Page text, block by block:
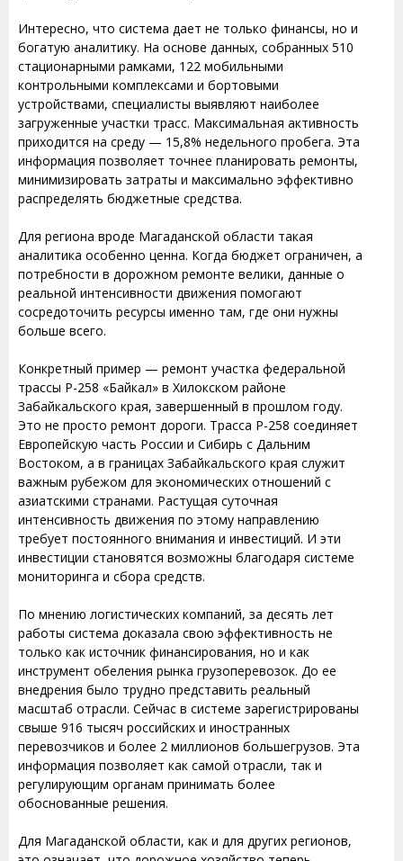
Интересно, что система дает не только финансы, но и
богатую аналитику. На основе данных, собранных 510
стационарными рамками, 122 мобильными
контрольными комплексами и бортовыми
устройствами, специалисты выявляют наиболее
загруженные участки трасс. Максимальная активность
приходится на среду — 15,8% недельного пробега. Эта
информация позволяет точнее планировать ремонты,
минимизировать затраты и максимально эффективно
распределять бюджетные средства.
Для региона вроде Магаданской области такая
аналитика особенно ценна. Когда бюджет ограничен, а
потребности в дорожном ремонте велики, данные о
реальной интенсивности движения помогают
сосредоточить ресурсы именно там, где они нужны
больше всего.
Конкретный пример — ремонт участка федеральной
трассы Р-258 «Байкал» в Хилокском районе
Забайкальского края, завершенный в прошлом году.
Это не просто ремонт дороги. Трасса Р-258 соединяет
Европейскую часть России и Сибирь с Дальним
Востоком, а в границах Забайкальского края служит
важным рубежом для экономических отношений с
азиатскими странами. Растущая суточная
интенсивность движения по этому направлению
требует постоянного внимания и инвестиций. И эти
инвестиции становятся возможны благодаря системе
мониторинга и сбора средств.
По мнению логистических компаний, за десять лет
работы система доказала свою эффективность не
только как источник финансирования, но и как
инструмент обеления рынка грузоперевозок. До ее
внедрения было трудно представить реальный
масштаб отрасли. Сейчас в системе зарегистрированы
свыше 916 тысяч российских и иностранных
перевозчиков и более 2 миллионов большегрузов. Эта
информация позволяет как самой отрасли, так и
регулирующим органам принимать более
обоснованные решения.
Для Магаданской области, как и для других регионов,